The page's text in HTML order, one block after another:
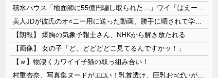
【朗報】 爆胸の気象予報士さん、NHKから解き放たれる
【画像】 女の子「ど、どどどどこ見てるんですかッ！」
【ｗ】物凄くカワイイ子猫の取っ組み合い！